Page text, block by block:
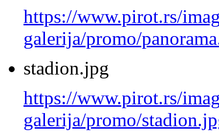
https://www.pirot.rs/
galerija/promo/
stadion.jpg
https://www.pirot.rs/
galerija/promo/